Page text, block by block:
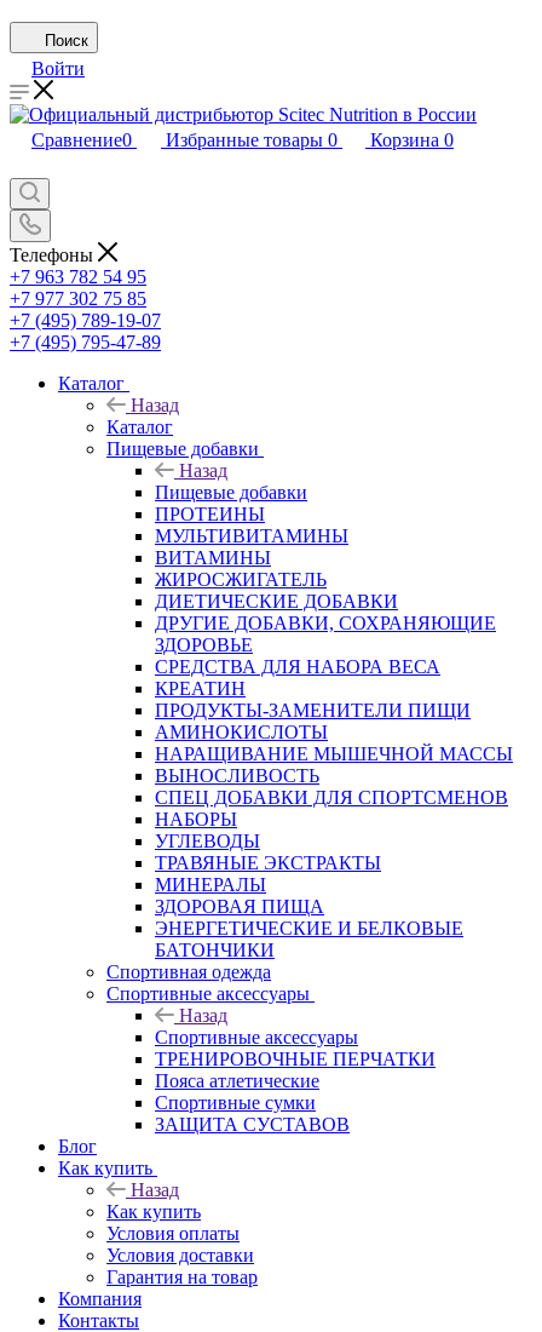
Поиск
Войти
Сравнение0 Избранные товары 0 Корзина 0
Телефоны
+7 963 782 54 95
+7 977 302 75 85
+7 (495) 789-19-07
+7 (495) 795-47-89
Каталог
Назад
Каталог
Пищевые добавки
Назад
Пищевые добавки
ПРОТЕИНЫ
МУЛЬТИВИТАМИНЫ
ВИТАМИНЫ
ЖИРОСЖИГАТЕЛЬ
ДИЕТИЧЕСКИЕ ДОБАВКИ
ДРУГИЕ ДОБАВКИ, СОХРАНЯЮЩИЕ
ЗДОРОВЬЕ
СРЕДСТВА ДЛЯ НАБОРА ВЕСА
КРЕАТИН
ПРОДУКТЫ-ЗАМЕНИТЕЛИ ПИЩИ
АМИНОКИСЛОТЫ
НАРАЩИВАНИЕ МЫШЕЧНОЙ МАССЫ
ВЫНОСЛИВОСТЬ
СПЕЦ ДОБАВКИ ДЛЯ СПОРТСМЕНОВ
НАБОРЫ
УГЛЕВОДЫ
ТРАВЯНЫЕ ЭКСТРАКТЫ
МИНЕРАЛЫ
ЗДОРОВАЯ ПИЩА
ЭНЕРГЕТИЧЕСКИЕ И БЕЛКОВЫЕ
БАТОНЧИКИ
Спортивная одежда
Спортивные аксессуары
Назад
Спортивные аксессуары
ТРЕНИРОВОЧНЫЕ ПЕРЧАТКИ
Пояса атлетические
Спортивные сумки
ЗАЩИТА СУСТАВОВ
Блог
Как купить
Назад
Как купить
Условия оплаты
Условия доставки
Гарантия на товар
Компания
Контакты